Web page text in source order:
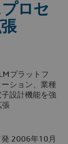
ロセ
プラットフ
ション、業種
設計機能を強
張
2006年10月